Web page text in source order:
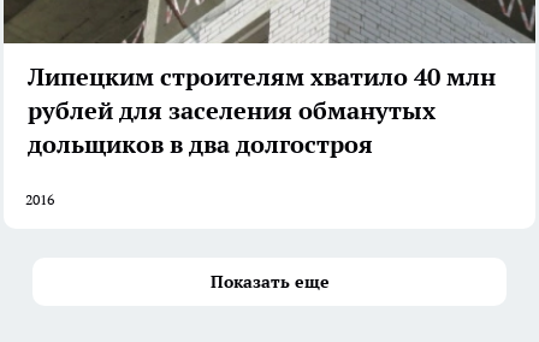
Липецким строителям хватило 40 млн
рублей для заселения обманутых
дольщиков в два долгостроя
2016
Показать еще